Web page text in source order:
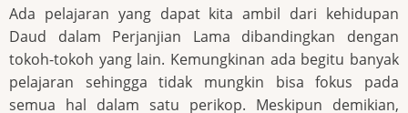
Ada pelajaran yang dapat kita ambil dari kehidupan
Daud dalam Perjanjian Lama dibandingkan dengan
tokoh-tokoh yang lain. Kemungkinan ada begitu banyak
pelajaran sehingga tidak mungkin bisa fokus pada
semua hal dalam satu perikop. Meskipun demikian,